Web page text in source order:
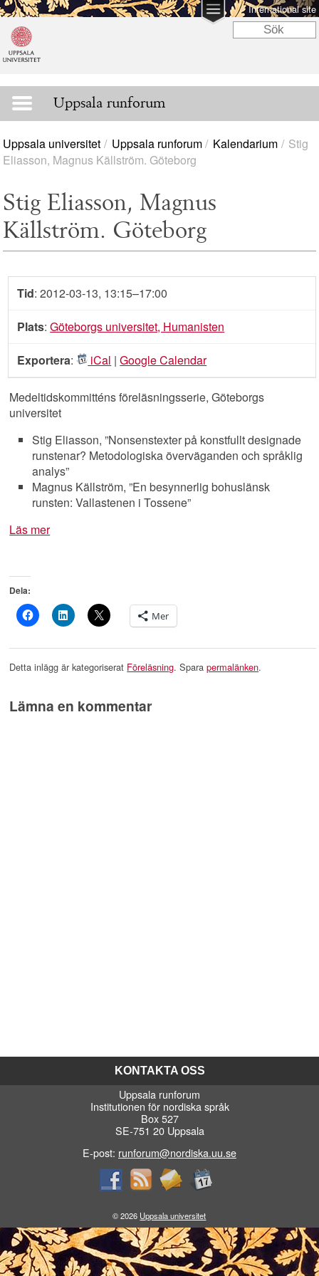
International site
Uppsala runforum
Uppsala universitet Uppsala runforum Kalendarium
Stig
Eliasson, Magnus Källström. Göteborg
Stig Eliasson, Magnus
Källström. Göteborg
Tid: 2012-03-13, 13:15–17:00
Plats:Göteborgs universitet, Humanisten
Exportera: iCal |Google Calendar
Medeltidskommitténs föreläsningsserie, Göteborgs
universitet
Stig Eliasson, ”Nonsenstexter på konstfullt designade
runstenar? Metodologiska överväganden och språklig
analys”
Magnus Källström, ”En besynnerlig bohuslänsk
runsten: Vallastenen i Tossene”
Läs mer
Dela:
Mer
Detta inlägg är kategoriserat Föreläsning. Sparapermalänken.
Lämna en kommentar
KONTAKTA OSS
Uppsala runforum
Institutionen för nordiska språk
Box 527
SE-751 20 Uppsala
E-post: runforum@nordiska.uu.se
© 2026 Uppsala universitet